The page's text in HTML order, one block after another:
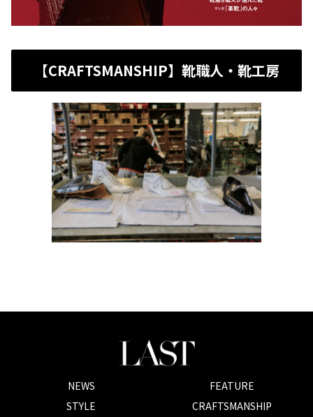
【CRAFTSMANSHIP】靴職人・靴工房
NEWS
FEATURE
STYLE
CRAFTSMANSHIP